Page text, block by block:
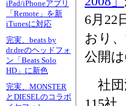
iPad/iPhoneアプリ
「Remote」を新
iTunesに対応
完実、beats by
dr.dreのヘッドフォ
ン「Beats Solo
HD」に新色
完実、MONSTER
とDIESELのコラボ
6月22
おり
公開
社団